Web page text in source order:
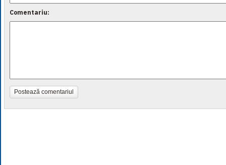
Comentariu:
Postează comentariul